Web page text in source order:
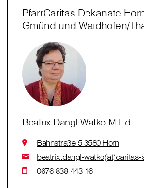
PfarrCaritas Dekanate
Gmünd und Waidhofen/
Beatrix Dangl-Watko M.Ed.
Bahnstraße 5 3580 Horn
beatrix.dangl-watko(at)caritas-
0676 838 443 16